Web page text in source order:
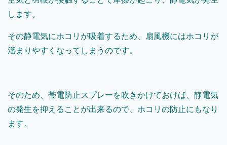
します。
その静電気にホコリが吸着するため、扇風機にはホコリが
溜まりやすくなってしまうのです。
そのため、帯電防止スプレーを吹きかけておけば、静電気
の発生を抑えることが出来るので、ホコリの防止にもなり
ます。